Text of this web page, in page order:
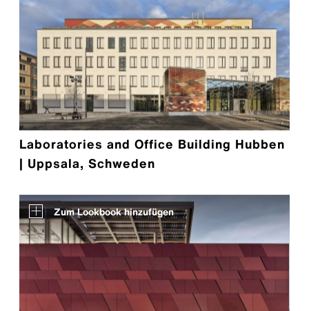
Laboratories and Office Building Hubben
| Uppsala, Schweden
Zum Lookbook hinzufügen